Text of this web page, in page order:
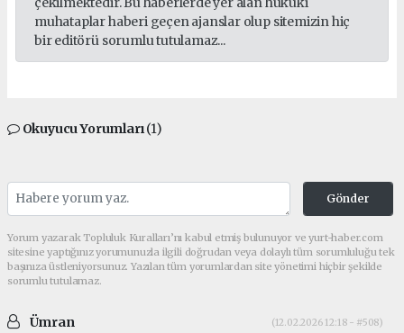
muhataplar haberi geçen ajanslar olup sitemizin hiç
bir editörü sorumlu tutulamaz...
Okuyucu Yorumları(1)
Gönder
Yorum yazarak Topluluk Kuralları’nı kabul etmiş bulunuyor ve yurt-haber.com
sitesine yaptığınız yorumunuzla ilgili doğrudan veya dolaylı tüm sorumluluğu tek
başınıza üstleniyorsunuz. Yazılan tüm yorumlardan site yönetimi hiçbir şekilde
sorumlu tutulamaz.
Ümran (12.02.2026 12:18 - #508)